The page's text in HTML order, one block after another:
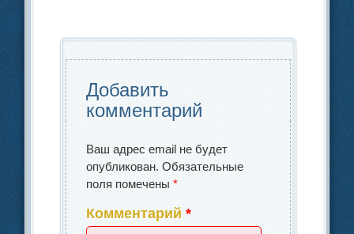
o
o
k
n
и
ть
Добавить
комментарий
Ваш адрес email не будет
опубликован. Обязательные
поля помечены*
Комментарий*